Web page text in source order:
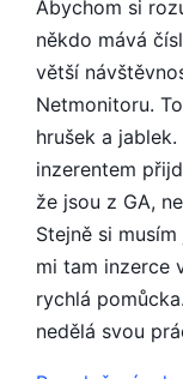
Abychom si
někdo mává
větší
Netmonitoru.
hrušek a
inzerentem
že jsou z GA,
Stejně si
mi tam inzerce
rychlá
nedělá svou